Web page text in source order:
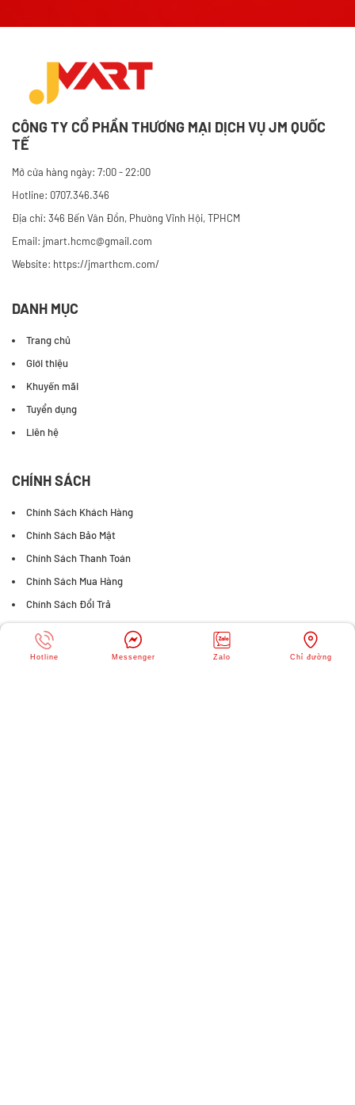
CÔNG TY CỔ PHẦN THƯƠNG MẠI DỊCH VỤ JM QUỐC
TẾ
Mở cửa hàng ngày: 7:00 - 22:00
Hotline: 0707.346.346
Địa chỉ: 346 Bến Vân Đồn, Phường Vĩnh Hội, TPHCM
Email: jmart.hcmc@gmail.com
Website: https://jmarthcm.com/
DANH MỤC
Trang chủ
Giới thiệu
Khuyến mãi
Tuyển dụng
Liên hệ
CHÍNH SÁCH
Chính Sách Khách Hàng
Chính Sách Bảo Mật
Chính Sách Thanh Toán
Chính Sách Mua Hàng
Chính Sách Đổi Trả
FANPAGE FACEBOOK
Hotline Messenger Zalo Chỉ đường